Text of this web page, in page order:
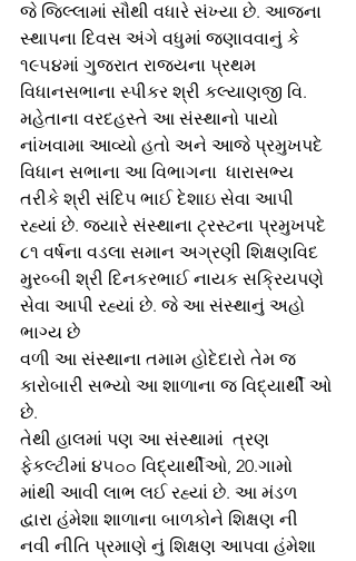
જે જિલ્લામાં સૌથી વધારે સંખ્યા છે. આજના
સ્થાપના દિવસ અંગે વધુમાં જણાવવાનું કે
૧૯૫૪માં ગુજરાત રાજ્યના પ્રથમ
વિધાનસભાના સ્પીકર શ્રી કલ્યાણજી વિ.
મહેતાના વરદહસ્તે આ સંસ્થાનો પાયો
નાંખવામા આવ્યો હતો અને આજે પ્રમુખપદે
વિધાન સભાના આ વિભાગના  ધારાસભ્ય
તરીકે શ્રી સંદિપ ભાઈ દેશાઇ સેવા આપી
રહ્યાં છે. જ્યારે સંસ્થાના ટ્રસ્ટના પ્રમુખપદે
૮૧ વર્ષના વડલા સમાન અગ્રણી શિક્ષણવિદ
મુરબ્બી શ્રી દિનકરભાઈ નાયક સક્રિયપણે
સેવા આપી રહ્યાં છે. જે આ સંસ્થાનું અહો
ભાગ્ય છે
વળી આ સંસ્થાના તમામ હોદેદારો તેમ જ
કારોબારી સભ્યો આ શાળાના જ વિદ્યાર્થીં ઓ
છે.
તેથી હાલમાં પણ આ સંસ્થામાં  ત્રણ
ફેકલ્ટીમાં ૪૫oo વિદ્યાર્થીઓ, 20.ગામો
માંથી આવી લાભ લઈ રહ્યાં છે. આ મંડળ
દ્વારા હંમેશા શાળાના બાળકોને શિક્ષણ ની
નવી નીતિ પ્રમાણે નું શિક્ષણ આપવા હંમેશા